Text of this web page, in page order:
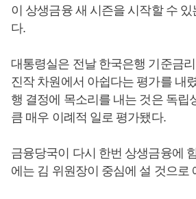
이 상생금융 새 시즌을 시작할 수
다.
대통령실은 전날 한국은행 기준금
진작 차원에서 아쉽다는 평가를 내
행 결정에 목소리를 내는 것은 독립
큼 매우 이례적 일로 평가됐다.
금융당국이 다시 한번 상생금융에
에는 김 위원장이 중심에 설 것으로